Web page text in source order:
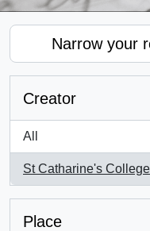
Narrow your
Creator
All
St Catharine's College
, 1 results
Place